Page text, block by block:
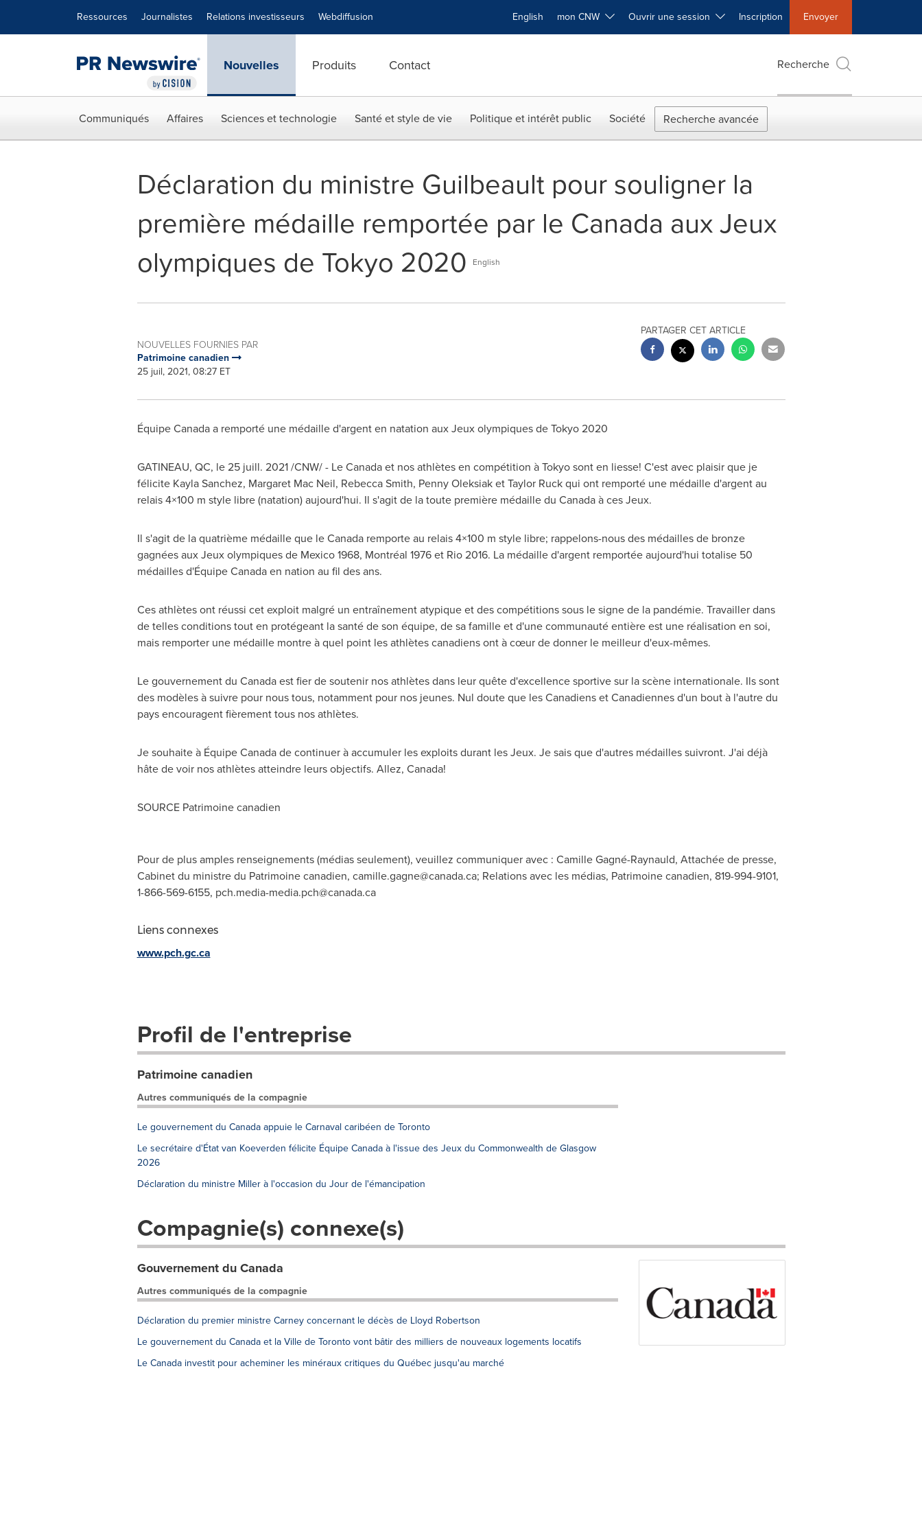
Ressources Journalistes Relations investisseurs Webdiffusion English mon CNW Ouvrir une session Inscription Envoyer
Nouvelles Produits Contact Recherche
Communiqués Affaires Sciences et technologie Santé et style de vie Politique et intérêt public Société Recherche avancée
Déclaration du ministre Guilbeault pour souligner la
première médaille remportée par le Canada aux Jeux
olympiques de Tokyo 2020
English
NOUVELLES FOURNIES PAR
Patrimoine canadien
25 juil, 2021, 08:27 ET
PARTAGER CET ARTICLE
Équipe Canada a remporté une médaille d'argent en natation aux Jeux olympiques deTokyo2020
GATINEAU, QC, le 25 juill. 2021 /CNW/ - Le Canadaet nos athlètes en compétition àTokyosont en liesse! C'est avec plaisir que je
félicite Kayla Sanchez, Margaret Mac Neil, Rebecca Smith, Penny OleksiaketTaylor Ruckqui ont remporté une médaille d'argent au
relais 4×100 m style libre (natation) aujourd'hui. Il s'agit de la toute première médaille du Canada à ces Jeux.
Il s'agit de la quatrième médaille que le Canada remporte au relais 4×100 m style libre; rappelons-nous des médailles de bronze
gagnées aux Jeux olympiques de Mexico1968, Montréal 1976 et Rio 2016. La médaille d'argent remportée aujourd'hui totalise 50
médailles d'Équipe Canada en nation au fil des ans.
Ces athlètes ont réussi cet exploit malgré un entraînement atypique et des compétitions sous le signe de la pandémie. Travailler dans
de telles conditions tout en protégeant la santé de son équipe, de sa famille et d'une communauté entière est une réalisation en soi,
mais remporter une médaille montre à quel point les athlètes canadiens ont à cœur de donner le meilleur d'eux-mêmes.
Le gouvernement du Canada est fier de soutenir nos athlètes dans leur quête d'excellence sportive sur la scène internationale. Ils sont
des modèles à suivre pour nous tous, notamment pour nos jeunes. Nul doute que les Canadiens et Canadiennes d'un bout à l'autre du
pays encouragent fièrement tous nos athlètes.
Je souhaite à Équipe Canada de continuer à accumuler les exploits durant les Jeux. Je sais que d'autres médailles suivront. J'ai déjà
hâte de voir nos athlètes atteindre leurs objectifs. Allez, Canada!
SOURCE Patrimoine canadien
Pour de plus amples renseignements (médias seulement), veuillez communiquer avec : Camille Gagné-Raynauld, Attachée de presse,
Cabinet du ministre du Patrimoine canadien, camille.gagne@canada.ca; Relations avec les médias, Patrimoine canadien, 819-994-9101,
1-866-569-6155, pch.media-media.pch@canada.ca
Liens connexes
www.pch.gc.ca
Profil de l'entreprise
Patrimoine canadien
Autres communiqués de la compagnie
Le gouvernement du Canada appuie le Carnaval caribéen de Toronto
Le secrétaire d'État van Koeverden félicite Équipe Canada à l'issue des Jeux du Commonwealth de Glasgow
2026
Déclaration du ministre Miller à l'occasion du Jour de l'émancipation
Compagnie(s) connexe(s)
Gouvernement du Canada
Autres communiqués de la compagnie
Déclaration du premier ministre Carney concernant le décès de Lloyd Robertson
Le gouvernement du Canada et la Ville de Toronto vont bâtir des milliers de nouveaux logements locatifs
Le Canada investit pour acheminer les minéraux critiques du Québec jusqu'au marché